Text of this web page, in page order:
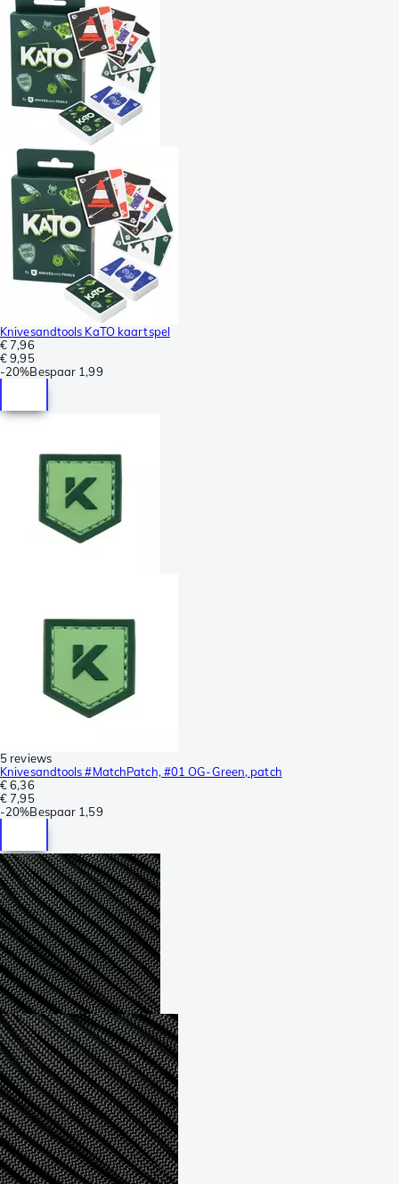
Knivesandtools KaTO kaartspel
€ 7,96
€ 9,95
-20%Bespaar 1,99
5 reviews
Knivesandtools #MatchPatch, #01 OG-Green, patch
€ 6,36
€ 7,95
-20%Bespaar 1,59